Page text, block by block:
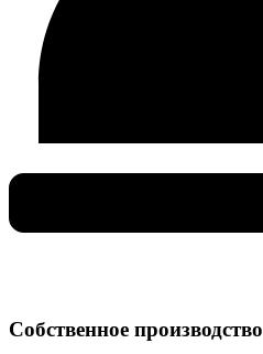
Cобственное производство